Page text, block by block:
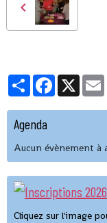
PartagerFacebook
X
Agenda
Aucun évènement à
Cliquez sur l'image